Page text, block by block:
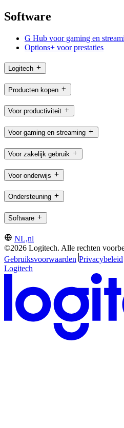
Software
G Hub voor gaming en
Options+ voor prestaties
Logitech
Producten kopen
Voor productiviteit
Voor gaming en streaming
Voor zakelijk gebruik
Voor onderwijs
Ondersteuning
Software
NL,nl
©2026 Logitech. Alle rechten
Gebruiksvoorwaarden Privacybeleid
Logitech